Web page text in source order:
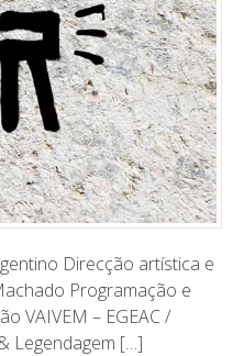
Direcção artística e
Programação e
VAIVEM – EGEAC /
Legendagem […]